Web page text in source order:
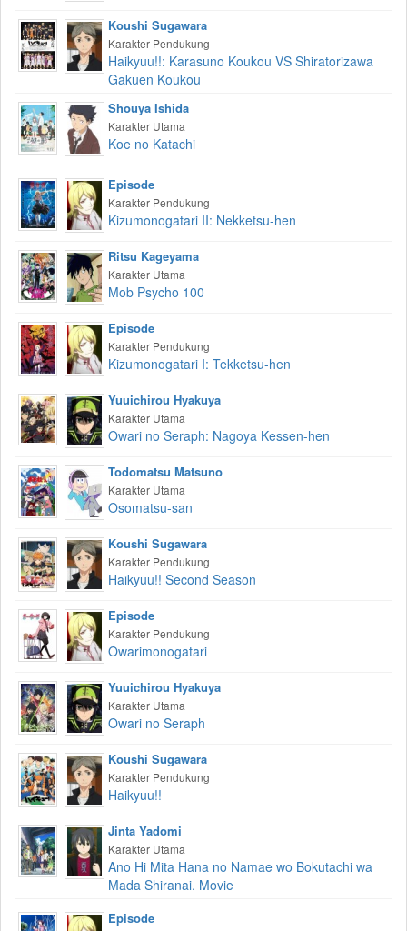
Koushi Sugawara
Karakter Pendukung
Haikyuu!!: Karasuno Koukou VS Shiratorizawa
Gakuen Koukou
Shouya Ishida
Karakter Utama
Koe no Katachi
Episode
Karakter Pendukung
Kizumonogatari II: Nekketsu-hen
Ritsu Kageyama
Karakter Utama
Mob Psycho 100
Episode
Karakter Pendukung
Kizumonogatari I: Tekketsu-hen
Yuuichirou Hyakuya
Karakter Utama
Owari no Seraph: Nagoya Kessen-hen
Todomatsu Matsuno
Karakter Utama
Osomatsu-san
Koushi Sugawara
Karakter Pendukung
Haikyuu!! Second Season
Episode
Karakter Pendukung
Owarimonogatari
Yuuichirou Hyakuya
Karakter Utama
Owari no Seraph
Koushi Sugawara
Karakter Pendukung
Haikyuu!!
Jinta Yadomi
Karakter Utama
Ano Hi Mita Hana no Namae wo Bokutachi wa
Mada Shiranai. Movie
Episode